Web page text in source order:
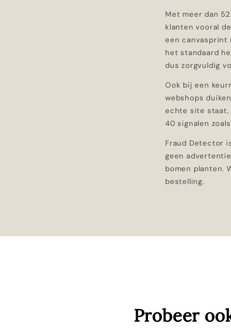
Met meer dan
klanten vooral
een canvasprint
het standaard
dus zorgvuldig
Ook bij een
webshops
echte site staat,
40 signalen
Fraud Detector
geen
bomen planten.
bestelling.
Probeer